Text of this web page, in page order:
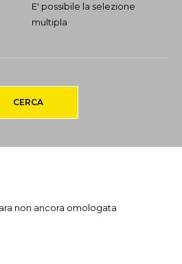
E' possibile la selezione
multipla
CERCA
non ancora omologata